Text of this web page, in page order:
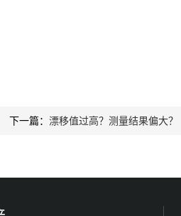
下一篇： 漂移值过高？测量结果偏大？